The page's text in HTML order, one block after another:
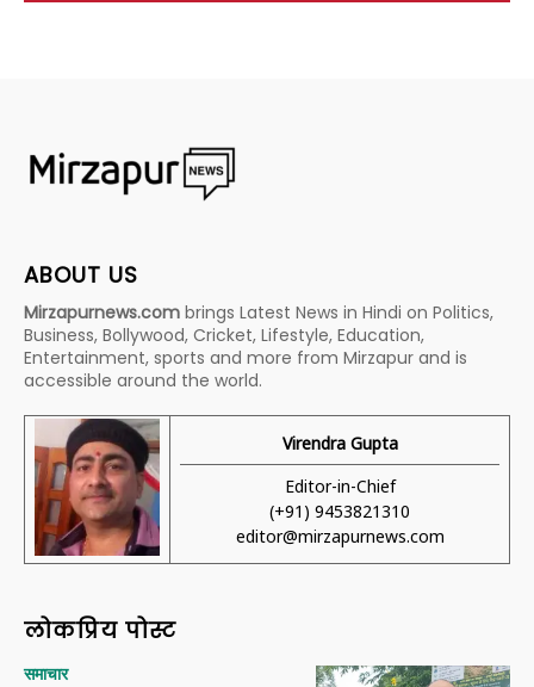
ABOUT US
Mirzapurnews.com brings Latest News in Hindi on Politics,
Business, Bollywood, Cricket, Lifestyle, Education,
Entertainment, sports and more from Mirzapur and is
accessible around the world.
Virendra Gupta
Editor-in-Chief
(+91) 9453821310
editor@mirzapurnews.com
लोकप्रिय पोस्ट
समाचार